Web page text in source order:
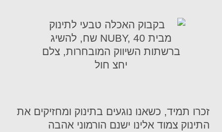
זכרו תמיד, כשאנו נוגעים בתינוק ומחזיקים את
התינוק צמוד אלינו ישנם הורמוני אהבה